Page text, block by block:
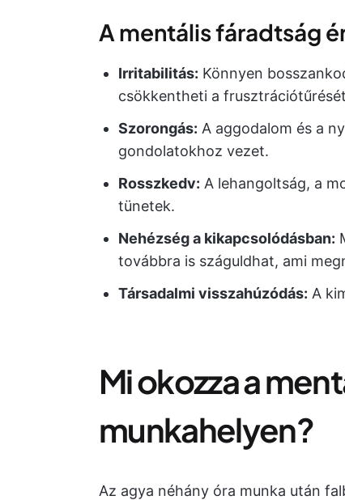
A mentális fáradtság
Irritabilitás: Könnyen
csökkentheti a
Szorongás: A aggodalom és a
gondolatokhoz vezet.
Rosszkedv: A lehangoltság, a
tünetek.
Nehézség a kikapcsolódásban:
továbbra is száguldhat, ami
Társadalmi visszahúzódás: A
Mi okozza a
munkahelyen?
Az agya néhány óra munka után